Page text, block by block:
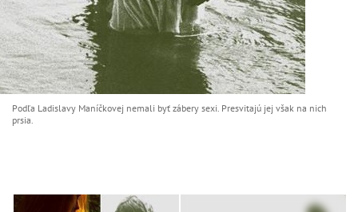
Podľa Ladislavy Maníčkovej nemali byť zábery sexi. Presvitajú jej však na nich
prsia.